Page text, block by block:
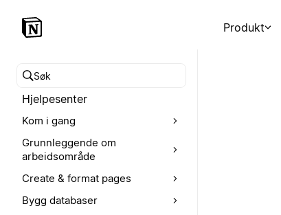
Produkt
Søk i hjelpesenteret
Hjelpesenter
Kom i gang
Grunnleggende om
arbeidsområde
Create & format pages
Bygg databaser